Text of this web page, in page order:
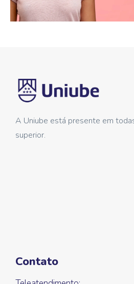
A Uniube está presente em
superior.
Contato